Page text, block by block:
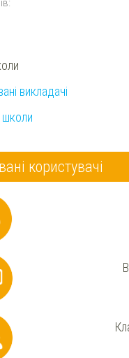
викладачі
школи
користувачі